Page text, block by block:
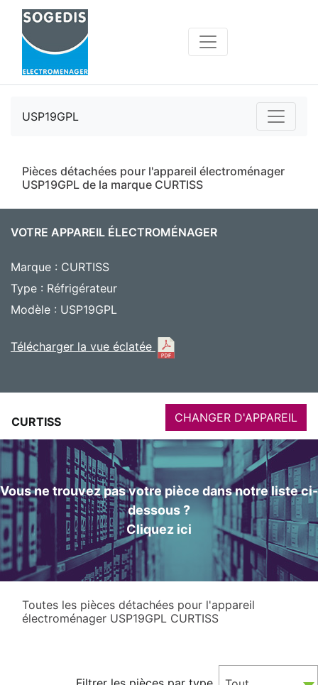
USP19GPL
Pièces détachées pour l'appareil électroménager
USP19GPL de la marque CURTISS
VOTRE APPAREIL ÉLECTROMÉNAGER
Marque : CURTISS
Type : Réfrigérateur
Modèle : USP19GPL
Télécharger la vue éclatée
CURTISS CHANGER D'APPAREIL
Vous ne trouvez pas votre pièce dans notre liste ci-
dessous ?
Cliquez ici
Toutes les pièces détachées pour l'appareil
électroménager USP19GPL CURTISS